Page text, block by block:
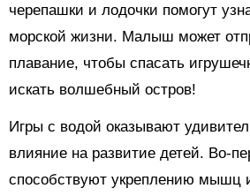
черепашки и лодочки помогут
морской жизни. Малыш может
плавание, чтобы спасать
искать волшебный остров!
Игры с водой оказывают
влияние на развитие детей. Во-
способствуют укреплению мышц